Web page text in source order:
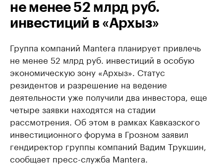
не менее 52 млрд руб.
инвестиций в «Архыз»
Группа компаний Mantera планирует привлечь
не менее 52 млрд руб. инвестиций в особую
экономическую зону «Архыз». Статус
резидентов и разрешение на ведение
деятельности уже получили два инвестора, еще
четыре заявки находятся на стадии
рассмотрения. Об этом в рамках Кавказского
инвестиционного форума в Грозном заявил
гендиректор группы компаний Вадим Трукшин,
сообщает пресс-служба Mantera.